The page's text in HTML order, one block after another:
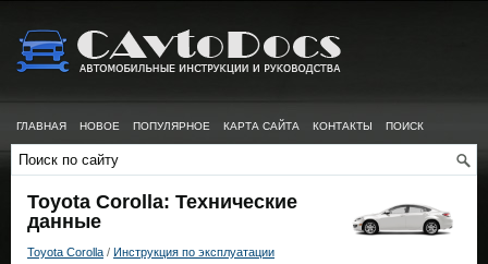
ГЛАВНАЯ НОВОЕ ПОПУЛЯРНОЕ КАРТА САЙТА КОНТАКТЫ ПОИСК
Toyota Corolla: Технические
данные
Toyota Corolla / Инструкция по эксплуатации